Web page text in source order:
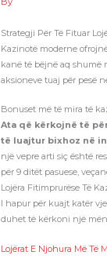
Strategji Për Të Fituar
Kazinotë moderne
kanë të bëjnë aq shumë
aksioneve tuaj për pesë
Bonuset më të mira të
Ata që kërkojnë të
të luajtur bixhoz në
një vepre arti siç është
për 9 ditët pasuese,
Lojëra Fitimprurëse Të
I hapur për kuajt katër
duhet të kërkoni një
Lojërat E Njohura Më Të